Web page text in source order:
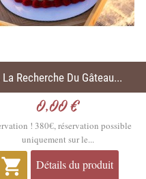
La Recherche Du Gâteau...
Prix
0,00 €
! 380€, réservation possible
uniquement sur le...
 Détails du produit